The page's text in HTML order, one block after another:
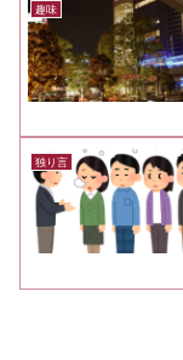
趣味
独り言